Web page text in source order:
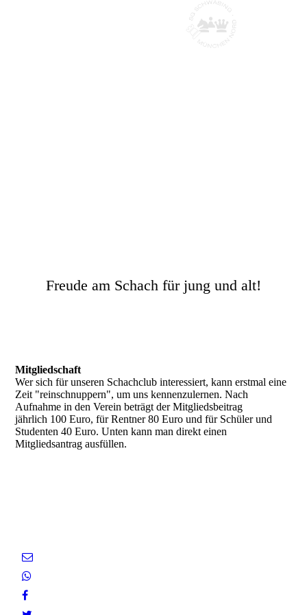
Freude am Schach für jung und alt!
Mitgliedschaft
Wer sich für unseren Schachclub interessiert, kann erstmal eine
Zeit "reinschnuppern", um uns kennenzulernen. Nach
Aufnahme in den Verein beträgt der Mitgliedsbeitrag
jährlich 100 Euro, für Rentner 80 Euro und für Schüler und
Studenten 40 Euro. Unten kann man direkt einen
Mitgliedsantrag ausfüllen.